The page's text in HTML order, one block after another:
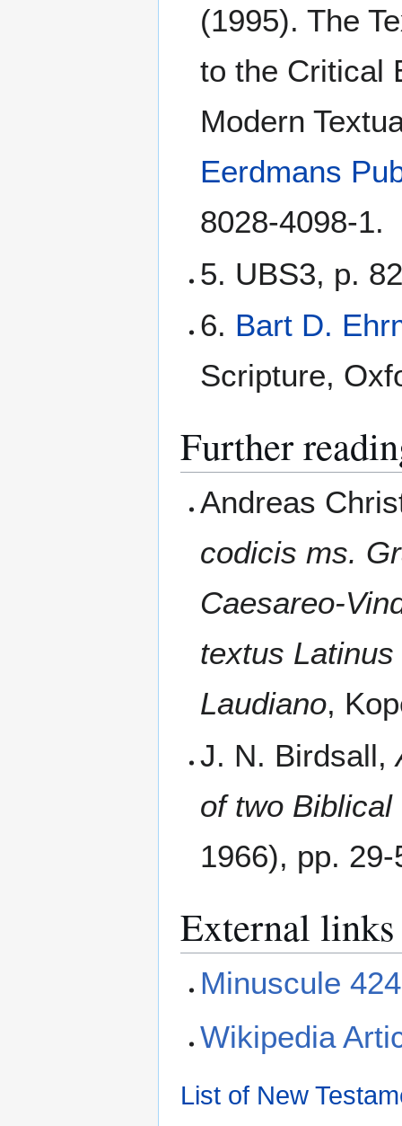
(1995). The
to the Critical
Modern
Eerdmans
8028-4098-1.
5. UBS3, p.
6. Bart D.
Scripture,
Further
Andreas
codicis ms.
Caesareo-
textus
Laudiano,
J. N. Birdsall,
of two Biblical
1966), pp. 29-
External links
Minuscule 424
Wikipedia
List of New